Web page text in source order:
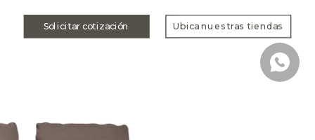
Ubica nuestras tiendas
Solicitar cotización